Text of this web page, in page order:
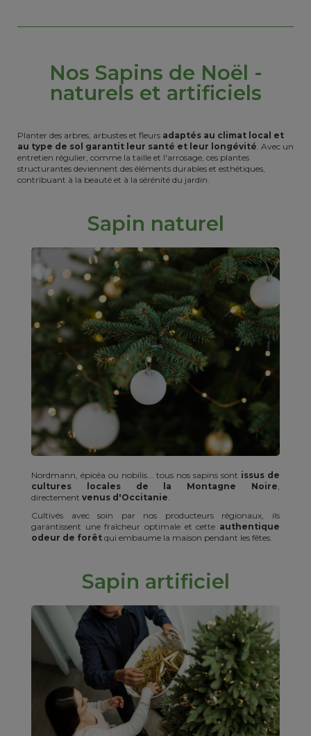
Nos Sapins de Noël -
naturels et artificiels
Planter des arbres, arbustes et fleurs adaptés au climat local et
au type de sol garantit leur santé et leur longévité. Avec un
entretien régulier, comme la taille et l'arrosage, ces plantes
structurantes deviennent des éléments durables et esthétiques,
contribuant à la beauté et à la sérénité du jardin.
Sapin naturel
Nordmann, épicéa ou nobilis... tous nos sapins sont issus de
cultures locales de la Montagne Noire,
directement venus d'Occitanie.
Cultivés avec soin par nos producteurs régionaux, ils
garantissent une fraîcheur optimale et cette authentique
odeur de forêt qui embaume la maison pendant les fêtes.
Sapin artificiel